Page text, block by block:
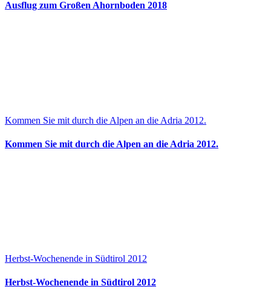
Ausflug zum Großen Ahornboden 2018
Kommen Sie mit durch die Alpen an die Adria 2012.
Kommen Sie mit durch die Alpen an die Adria 2012.
Herbst-Wochenende in Südtirol 2012
Herbst-Wochenende in Südtirol 2012